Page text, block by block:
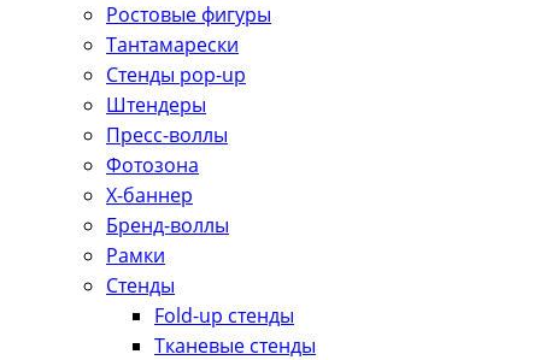
Ростовые фигуры
Тантамарески
Стенды pop-up
Штендеры
Пресс-воллы
Фотозона
Х-баннер
Бренд-воллы
Рамки
Стенды
Fold-up стенды
Тканевые стенды